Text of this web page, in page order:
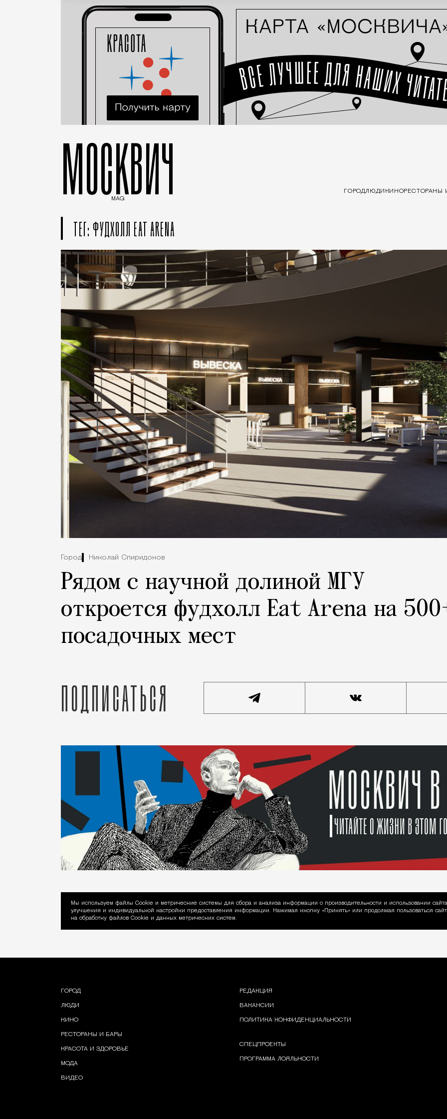
МОСКВИЧ
MAG
ГОРОДЛЮДИ КИНОРЕСТОРАНЫ
ТЕГ: ФУДХОЛЛ EAT ARENA
Город Николай Спиридонов
Рядом с научной долиной МГУ
откроется фудхолл Eat Arena на
посадочных мест
Подписаться
Уведомление об использовании Cookie
Мы используем файлы Сookie и метрические системы для сбора и анализа информации о производительности и использовании
улучшения и индивидуальной настройки предоставления информации. Нажимая кнопку «Принять» или продолжая пользоваться
на обработку файлов Cookie и данных метрических систем.
ГОРОД
ЛЮДИ
КИНО
РЕСТОРАНЫ И БАРЫ
КРАСОТА И ЗДОРОВЬЕ
МОДА
ВИДЕО
РЕДАКЦИЯ
ВАКАНСИИ
ПОЛИТИКА КОНФИДЕНЦИАЛЬНОСТИ
СПЕЦПРОЕКТЫ
ПРОГРАММА ЛОЯЛЬНОСТИ